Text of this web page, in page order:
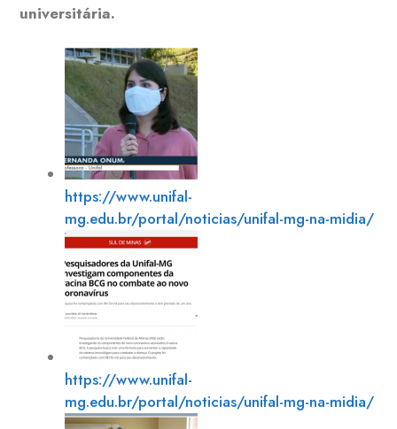
universitária.
https://www.unifal-
mg.edu.br/portal/noticias/unifal-mg-na-midia/
https://www.unifal-
mg.edu.br/portal/noticias/unifal-mg-na-midia/